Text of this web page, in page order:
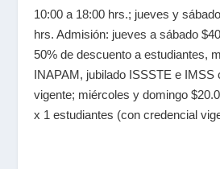
10:00 a 18:00 hrs.; jueves y
hrs. Admisión: jueves a sábado
50% de descuento a estudiantes,
INAPAM, jubilado ISSSTE e IMSS
vigente; miércoles y domingo
x 1 estudiantes (con credencial